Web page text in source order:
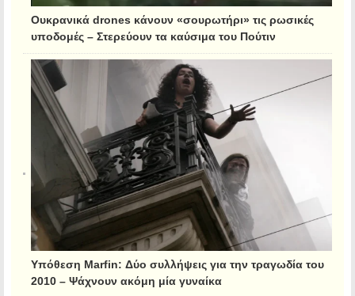
Ουκρανικά drones κάνουν «σουρωτήρι» τις ρωσικές
υποδομές – Στερεύουν τα καύσιμα του Πούτιν
Υπόθεση Marfin: Δύο συλλήψεις για την τραγωδία του
2010 – Ψάχνουν ακόμη μία γυναίκα